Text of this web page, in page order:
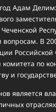
Адам
В
по
и
является